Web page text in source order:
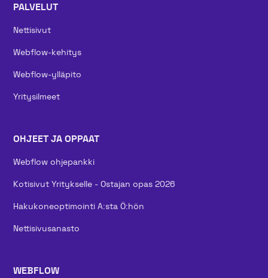
PALVELUT
Nettisivut
Webflow-kehitys
Webflow-ylläpito
Yritysilmeet
OHJEET JA OPPAAT
Webflow ohjepankki
Kotisivut Yritykselle - Ostajan opas 2026
Hakukoneoptimointi A:sta Ö:hön
Nettisivusanasto
WEBFLOW